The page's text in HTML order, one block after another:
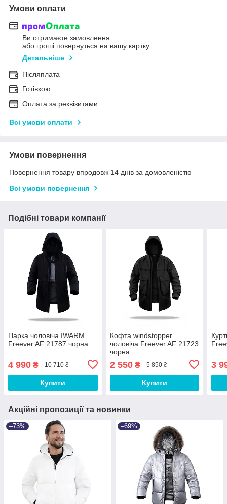
Умови оплати
Ви отримаєте замовлення
або гроші повернуться на вашу картку
Детальніше
Післяплата
Готівкою
Оплата за реквізитами
Всі умови оплати
Умови повернення
Повернення товару впродовж 14 днів за домовленістю
Всі умови повернення
Подібні товари компанії
Парка чоловіча IWARM
Freever AF 21787 чорна
4 990 ₴ 10 710 ₴
Купити
Кофта windstopper
чоловіча Freever AF 21723
чорна
2 550₴ 5 850 ₴
Купити
3
Акційні пропозиції та новинки
–73% –69%